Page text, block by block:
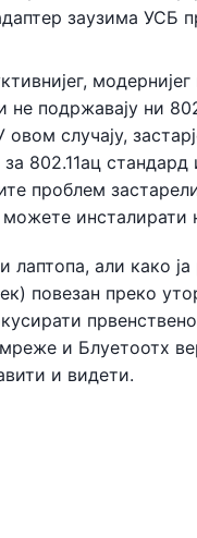
заузима УСБ
не подржавају ни
овом случају,
802.11ац
проблем
али како
повезан преко
и Блуетоотх
и видети.